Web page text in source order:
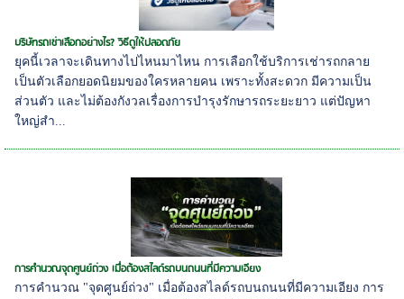
บริษัทรถเช่าเลือกอย่างไร? วิธีดูให้ปลอดภัย
ยุคนี้เวลาจะเดินทางไปไหนมาไหน การเลือกใช้บริการเช่ารถกลาย
เป็นตัวเลือกยอดนิยมของใครหลายคน เพราะทั้งสะดวก มีความเป็น
ส่วนตัว และไม่ต้องกังวลเรื่องการบำรุงรักษารถระยะยาว แต่ปัญหา
ใหญ่สำ...
การคำนวณจุดศูนย์ถ่วง เมื่อต้องสไลด์รถบนถนนที่มีความเอียง
การคำนวณ "จุดศูนย์ถ่วง" เมื่อต้องสไลด์รถบนถนนที่มีความเอียง การ